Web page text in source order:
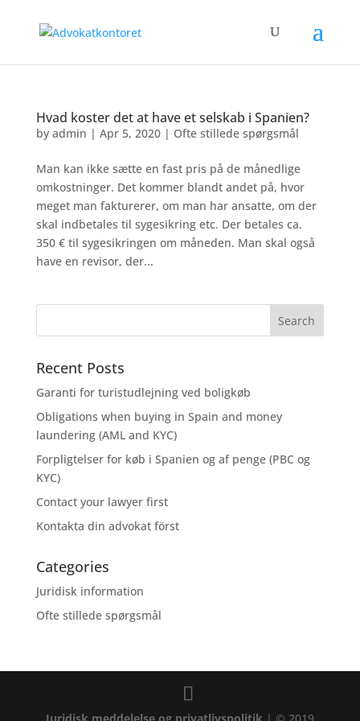
Hvad koster det at have et selskab i Spanien?
by admin | Apr 5, 2020| Ofte stillede spørgsmål
Man kan ikke sætte en fast pris på de månedlige
omkostninger. Det kommer blandt andet på, hvor
meget man fakturerer, om man har ansatte, om der
skal indbetales til sygesikring etc. Der betales ca.
350 € til sygesikringen om måneden. Man skal også
have en revisor, der...
Recent Posts
Garanti for turistudlejning ved boligkøb
Obligations when buying in Spain and money
laundering (AML and KYC)
Forpligtelser for køb i Spanien og af penge (PBC og
KYC)
Contact your lawyer first
Kontakta din advokat först
Categories
Juridisk information
Ofte stillede spørgsmål